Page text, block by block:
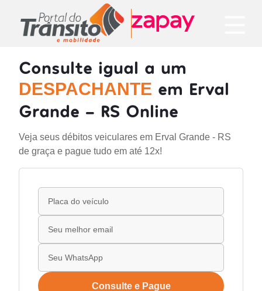
Consulte igual a um
DESPACHANTE em Erval
Grande - RS Online
Veja seus débitos veiculares em Erval Grande - RS
de graça e pague tudo em até 12x!
Consulte e Pague